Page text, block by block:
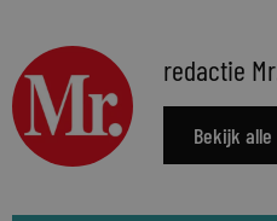
redactie
Bekijk